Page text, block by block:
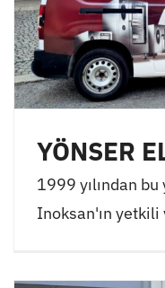
YÖNSER
1999 yılından
Inoksan'ın